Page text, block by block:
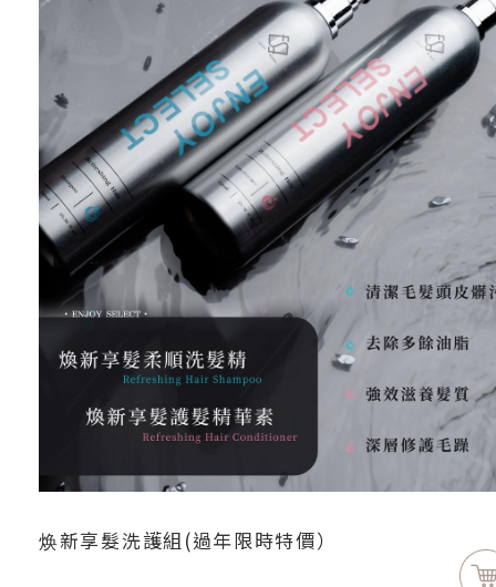
焕新享髮洗護組(過年限時特價）